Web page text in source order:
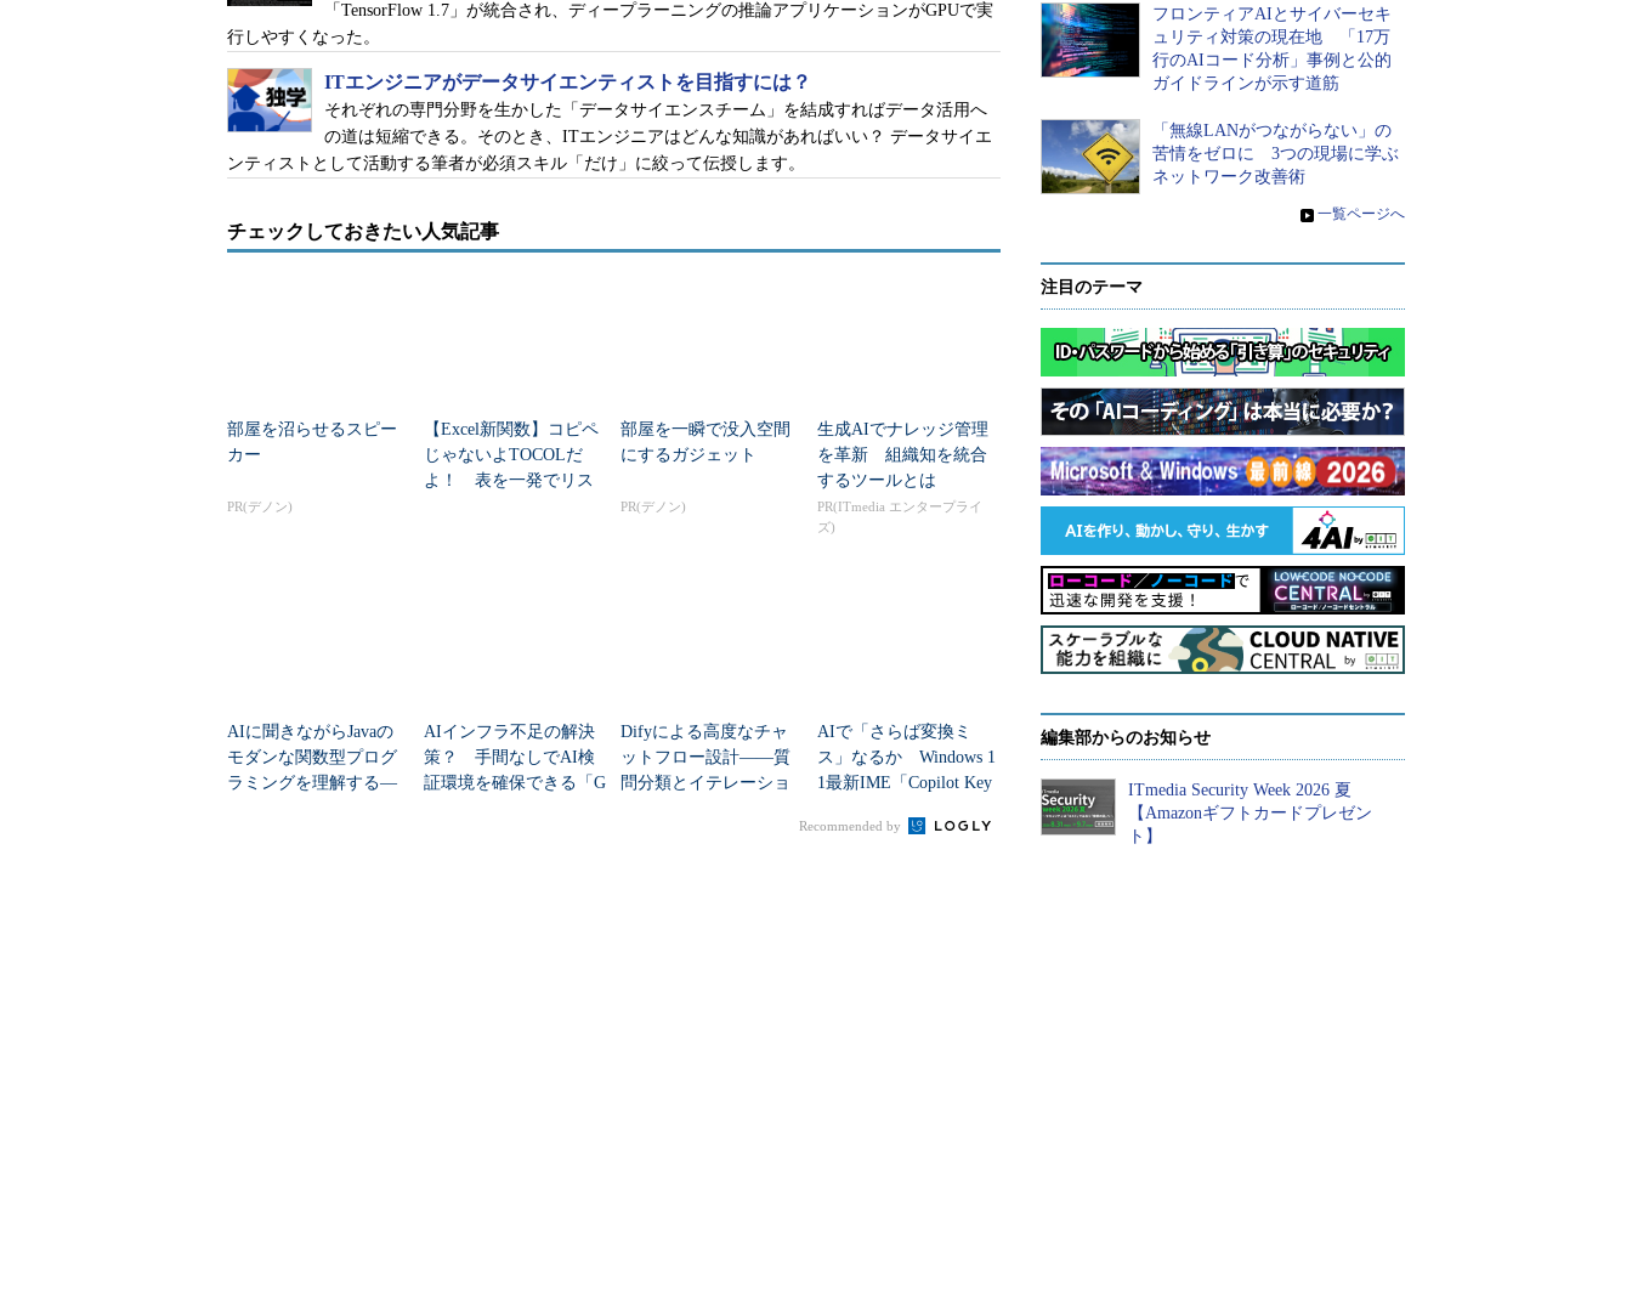
これを使って実験するために、まずはデータを読み込むところから始めます。
「NLTK（Natural Language ToolKit）」とは
データのダウンロードには「NLTK（Natural Language ToolKit）」というライブラリを
使います。NLTKは自然言語処理について、実験用のデータセットやよく利用されるツー
NLTKでダウンロード
していることを表しています。「nltk.download("reuters")」は、Reuters-21578データセット
の読み込みです。他の2つのnltk.downloadは後ほど使うデータをダウンロードします。こ
こでダウンロードされたファイルはローカルの適当なディレクトリ内に保存しておきま
「TensorFlow 1.7」が統合され、ディープラーニングの推論アプリケーションがGPUで実
行しやすくなった。
ITエンジニアがデータサイエンティストを目指すには？
それぞれの専門分野を生かした「データサイエンスチーム」を結成すればデータ活用へ
の道は短縮できる。そのとき、ITエンジニアはどんな知識があればいい？ データサイエ
ンティストとして活動する筆者が必須スキル「だけ」に絞って伝授します。
チェックしておきたい人気記事
部屋を沼らせるスピー
カー
PR(デノン)
【Excel新関数】コピペ
じゃないよTOCOLだ
よ！ 表を一発でリス
部屋を一瞬で没入空間
にするガジェット
PR(デノン)
生成AIでナレッジ管理
を革新 組織知を統合
するツールとは
PR(ITmedia エンタープライ
ズ)
AIに聞きながらJavaの
モダンな関数型プログ
ラミングを理解する―
AIインフラ不足の解決
策？ 手間なしでAI検
証環境を確保できる「G
Difyによる高度なチャ
ットフロー設計――質
問分類とイテレーショ
AIで「さらば変換ミ
ス」なるか Windows 1
1最新IME「Copilot Key
Recommended by
フロンティアAIとサイバーセキ
ュリティ対策の現在地 「17万
行のAIコード分析」事例と公的
ガイドラインが示す道筋
「無線LANがつながらない」の
苦情をゼロに 3つの現場に学ぶ
ネットワーク改善術
» 一覧ページへ
注目のテーマ
編集部からのお知らせ
ITmedia Security Week 2026 夏
【Amazonギフトカードプレゼン
ト】